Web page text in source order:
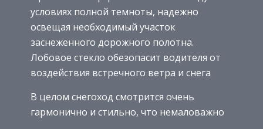
условиях полной темноты, надежно
освещая необходимый участок
заснеженного дорожного полотна.
Лобовое стекло обезопасит водителя от
воздействия встречного ветра и снега
В целом снегоход смотрится очень
гармонично и стильно, что немаловажно